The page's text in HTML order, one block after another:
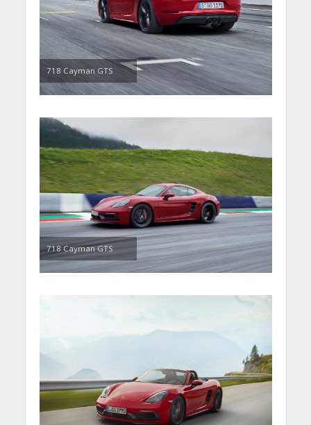
718 Cayman GTS
718 Cayman GTS